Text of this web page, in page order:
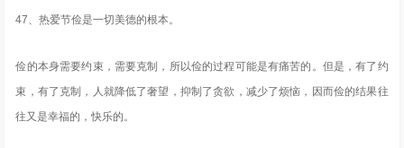
47、热爱节俭是一切美德的根本。
俭的本身需要约束，需要克制，所以俭的过程可能是有痛苦的。但是，有了约
束，有了克制，人就降低了奢望，抑制了贪欲，减少了烦恼，因而俭的结果往
往又是幸福的，快乐的。